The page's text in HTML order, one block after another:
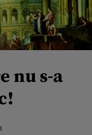
nu s-a